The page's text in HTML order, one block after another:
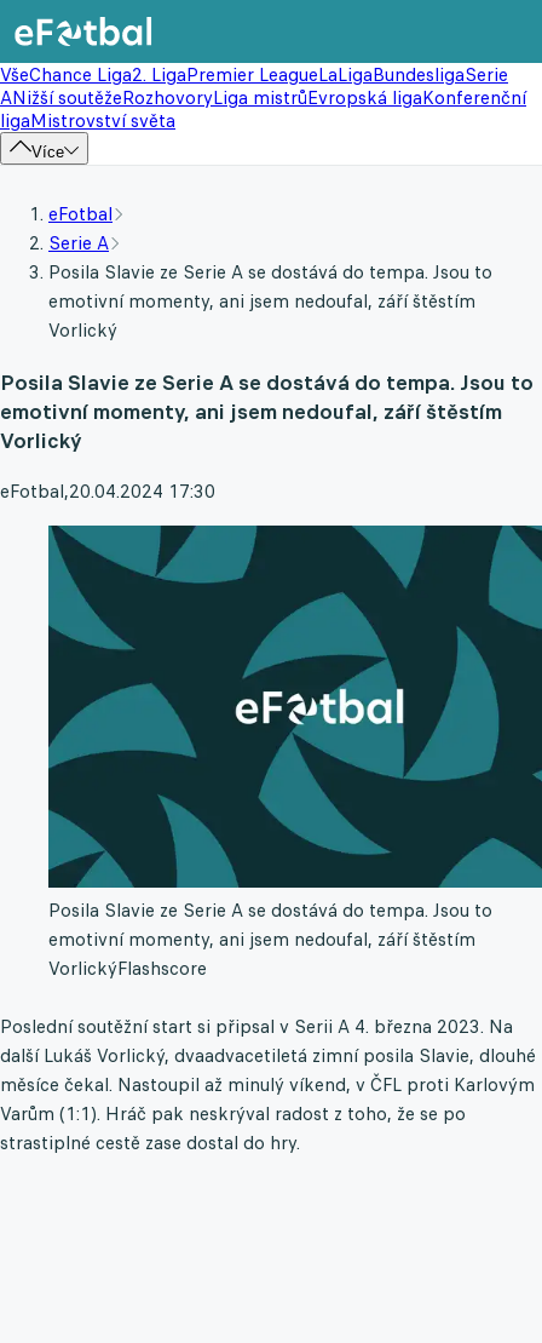
VšeChance Liga2. LigaPremier LeagueLaLigaBundesligaSerie
ANižší soutěžeRozhovoryLiga mistrůEvropská ligaKonferenční
ligaMistrovství světa
Více
eFotbal
Serie A
Posila Slavie ze Serie A se dostává do tempa. Jsou to
emotivní momenty, ani jsem nedoufal, září štěstím
Vorlický
Posila Slavie ze Serie A se dostává do tempa. Jsou to
emotivní momenty, ani jsem nedoufal, září štěstím
Vorlický
eFotbal,20.04.2024 17:30
Posila Slavie ze Serie A se dostává do tempa. Jsou to
emotivní momenty, ani jsem nedoufal, září štěstím
VorlickýFlashscore
Poslední soutěžní start si připsal v Serii A 4. března 2023. Na
další Lukáš Vorlický, dvaadvacetiletá zimní posila Slavie, dlouhé
měsíce čekal. Nastoupil až minulý víkend, v ČFL proti Karlovým
Varům (1:1). Hráč pak neskrýval radost z toho, že se po
strastiplné cestě zase dostal do hry.